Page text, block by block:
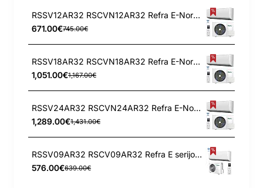
RSSV12AR32 RSCVN12AR32 Refra E-Nordic serijos 3.4/3.6 kW oro kondicionierius - šilumos siurblys
671.00€745.00€
RSSV18AR32 RSCVN18AR32 Refra E-Nordic serijos 5.3/5.6 kW oro kondicionierius - šilumos siurblys
1,051.00€1,167.00€
RSSV24AR32 RSCVN24AR32 Refra E-Nordic serijos 7.0/7.0 kW oro kondicionierius - šilumos siurblys
1,289.00€1,431.00€
RSSV09AR32 RSCV09AR32 Refra E serijos 2.5/2.8 kW oro kondicionierius
576.00€639.00€